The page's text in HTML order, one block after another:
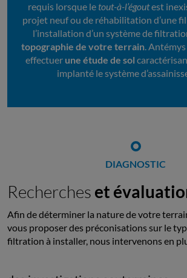
requis lorsque le tout-à-l’égoutest
projet neuf ou de réhabilitation d’une
l’installation d’un système de
topographie de votre terrain.
effectuer une étude de sol
implanté le système
DIAGNOSTIC
Recherches et
Afin de déterminer la nature de votre
vous proposer des préconisations sur le
filtration à installer, nous intervenons en